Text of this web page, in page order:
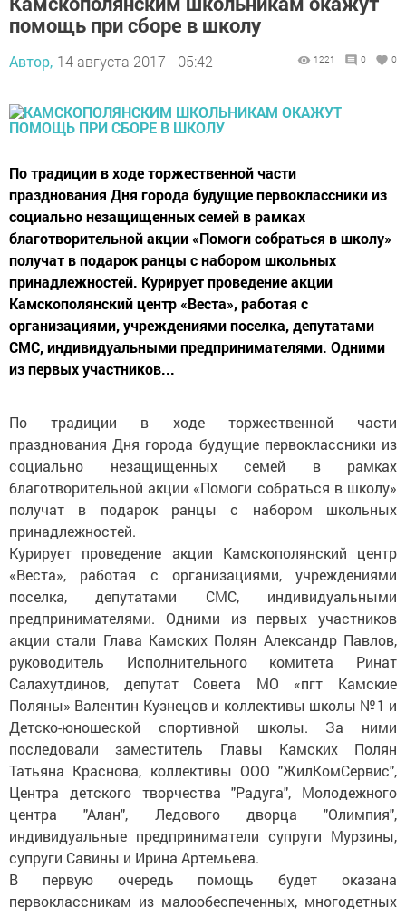
помощь при сборе в школу
Автор, 14 августа 2017 - 05:42 1221 0 0
По традиции в ходе торжественной части
празднования Дня города будущие первоклассники из
социально незащищенных семей в рамках
благотворительной акции «Помоги собраться в школу»
получат в подарок ранцы с набором школьных
принадлежностей. Курирует проведение акции
Камскополянский центр «Веста», работая с
организациями, учреждениями поселка, депутатами
СМС, индивидуальными предпринимателями. Одними
из первых участников...
По традиции в ходе торжественной части
празднования Дня города будущие первоклассники из
социально незащищенных семей в рамках
благотворительной акции «Помоги собраться в школу»
получат в подарок ранцы с набором школьных
принадлежностей.
Курирует проведение акции Камскополянский центр
«Веста», работая с организациями, учреждениями
поселка, депутатами СМС, индивидуальными
предпринимателями. Одними из первых участников
акции стали Глава Камских Полян Александр Павлов,
руководитель Исполнительного комитета Ринат
Салахутдинов, депутат Совета МО «пгт Камские
Поляны» Валентин Кузнецов и коллективы школы №1 и
Детско-юношеской спортивной школы. За ними
последовали заместитель Главы Камских Полян
Татьяна Краснова, коллективы ООО "ЖилКомСервис",
Центра детского творчества "Радуга", Молодежного
центра "Алан", Ледового дворца "Олимпия",
индивидуальные предприниматели супруги Мурзины,
супруги Савины и Ирина Артемьева.
В первую очередь помощь будет оказана
первоклассникам из малообеспеченных, многодетных